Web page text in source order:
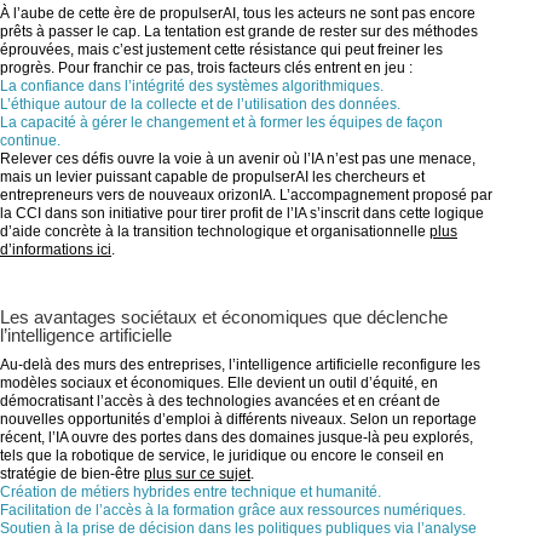
À l’aube de cette ère de propulserAI, tous les acteurs ne sont pas encore
prêts à passer le cap. La tentation est grande de rester sur des méthodes
éprouvées, mais c’est justement cette résistance qui peut freiner les
progrès. Pour franchir ce pas, trois facteurs clés entrent en jeu :
La confiance dans l’intégrité des systèmes algorithmiques.
L’éthique autour de la collecte et de l’utilisation des données.
La capacité à gérer le changement et à former les équipes de façon
continue.
Relever ces défis ouvre la voie à un avenir où l’IA n’est pas une menace,
mais un levier puissant capable de propulserAI les chercheurs et
entrepreneurs vers de nouveaux orizonIA. L’accompagnement proposé par
la CCI dans son initiative pour tirer profit de l’IA s’inscrit dans cette logique
d’aide concrète à la transition technologique et organisationnelle plus
d’informations ici.
Les avantages sociétaux et économiques que déclenche
l’intelligence artificielle
Au-delà des murs des entreprises, l’intelligence artificielle reconfigure les
modèles sociaux et économiques. Elle devient un outil d’équité, en
démocratisant l’accès à des technologies avancées et en créant de
nouvelles opportunités d’emploi à différents niveaux. Selon un reportage
récent, l’IA ouvre des portes dans des domaines jusque-là peu explorés,
tels que la robotique de service, le juridique ou encore le conseil en
stratégie de bien-être plus sur ce sujet.
Création de métiers hybrides entre technique et humanité.
Facilitation de l’accès à la formation grâce aux ressources numériques.
Soutien à la prise de décision dans les politiques publiques via l’analyse